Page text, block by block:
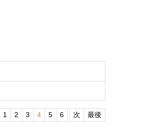
1 2 3 4 5 6 次 最後